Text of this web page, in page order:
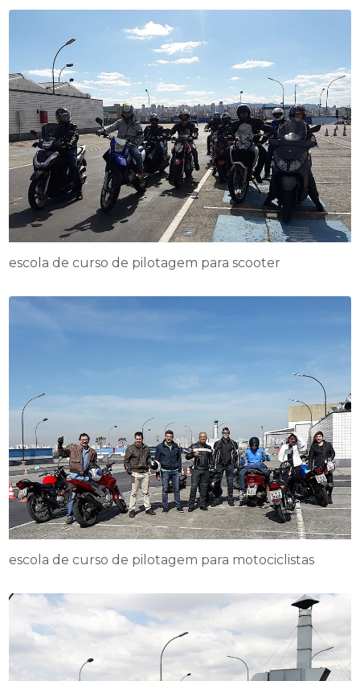
escola de curso de pilotagem para scooter
escola de curso de pilotagem para motociclistas